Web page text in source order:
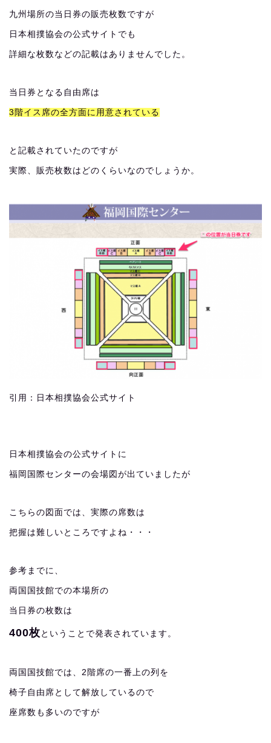
九州場所の当日券の販売枚数ですが
日本相撲協会の公式サイトでも
詳細な枚数などの記載はありませんでした。
当日券となる自由席は
3階イス席の全方面に用意されている
と記載されていたのですが
実際、販売枚数はどのくらいなのでしょうか。
引用：日本相撲協会公式サイト
日本相撲協会の公式サイトに
福岡国際センターの会場図が出ていましたが
こちらの図面では、実際の席数は
把握は難しいところですよね・・・
参考までに、
両国国技館での本場所の
当日券の枚数は
400枚 ということで発表されています。
両国国技館では、2階席の一番上の列を
椅子自由席として解放しているので
座席数も多いのですが